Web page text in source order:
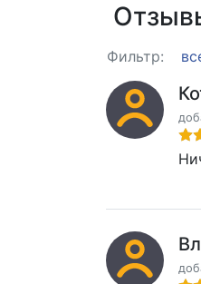
Фильтр: